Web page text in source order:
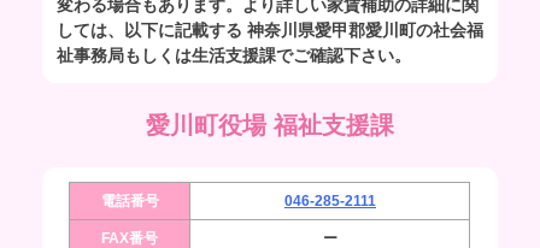
変わる場合もあります。より詳しい家賃補助の詳細に関
しては、以下に記載する 神奈川県愛甲郡愛川町の社会福
祉事務局もしくは生活支援課でご確認下さい。
愛川町役場 福祉支援課
電話番号 046-285-2111
FAX番号 ー